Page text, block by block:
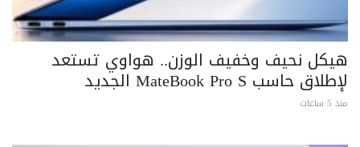
هيكل نحيف وخفيف الوزن.. هواوي تستعد
لإطلاق حاسب MateBook Pro S الجديد
منذ 5 ساعات